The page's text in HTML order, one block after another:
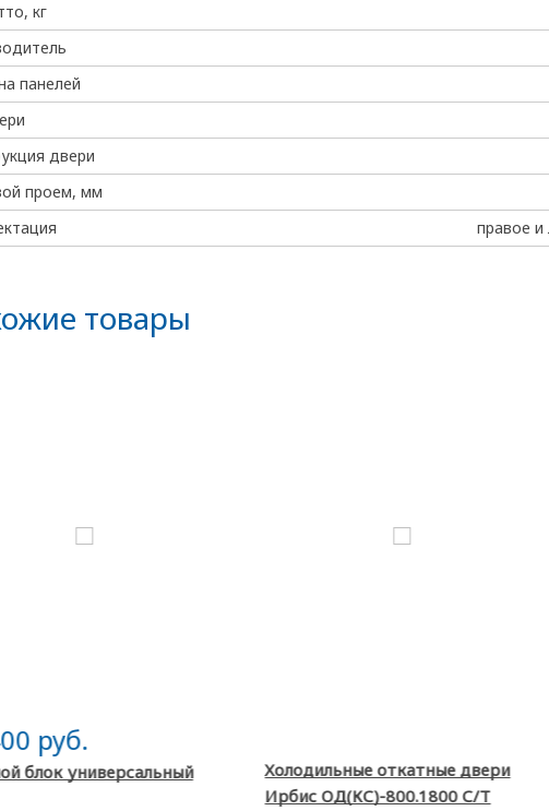
кг
панелей
двери
проем, мм
правое и
товары
руб.
блок универсальный
Холодильные откатные двери
Ирбис ОД(КС)-800.1800 С/Т